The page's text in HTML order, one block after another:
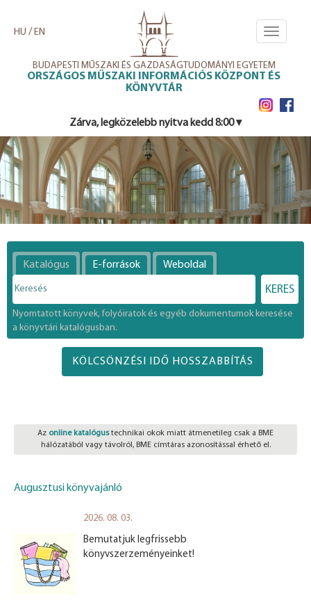
tartalomra
BUDAPESTI MŰSZAKI ÉS GAZDASÁGTUDOMÁNYI EGYETEM
ORSZÁGOS MŰSZAKI INFORMÁCIÓS KÖZPONT ÉS
KÖNYVTÁR
HU / EN
Zárva, legközelebb nyitva kedd 8:00 ▾
Toggle
Katalógus E-források Weboldal
KERES
Nyomtatott könyvek, folyóiratok és egyéb dokumentumok keresése
a könyvtári katalógusban.
KÖLCSÖNZÉSI IDŐ HOSSZABBÍTÁS
Az online katalógustechnikai okok miatt átmenetileg csak a BME
hálózatából vagy távolról, BME címtáras azonosítással érhető el.
Augusztusi könyvajánló
2026. 08. 03.
Bemutatjuk legfrissebb
könyvszerzeményeinket!